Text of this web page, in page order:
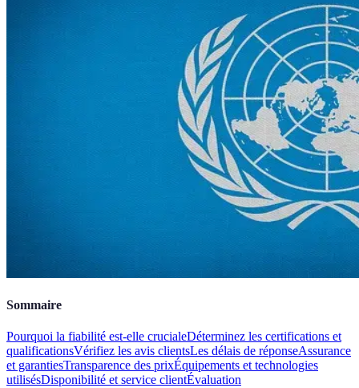
Sommaire
Pourquoi la fiabilité est-elle crucialeDéterminez les certifications et
qualificationsVérifiez les avis clientsLes délais de réponseAssurance
et garantiesTransparence des prixÉquipements et technologies
utilisésDisponibilité et service clientÉvaluation